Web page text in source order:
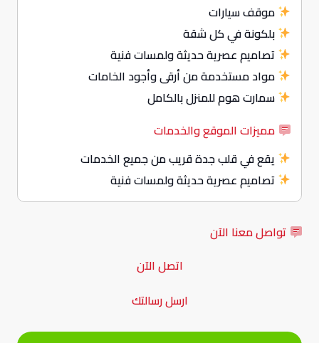
موقف سيارات
بلكونة في كل شقة
تصاميم عصرية حديثة ولمسات فنية
مواد مستخدمة من أرقى وأجود الخامات
سمارت هوم للمنزل بالكامل
مميزات الموقع والخدمات
يقع في قلب جدة قريب من جميع الخدمات
تصاميم عصرية حديثة ولمسات فنية
تواصل معنا الآن
اتصل الآن
ارسل رسالتك